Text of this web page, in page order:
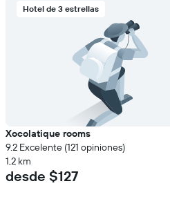
Hotel de 3 estrellas
Xocolatique rooms
9.2 Excelente (121 opiniones)
1,2 km
desde $127